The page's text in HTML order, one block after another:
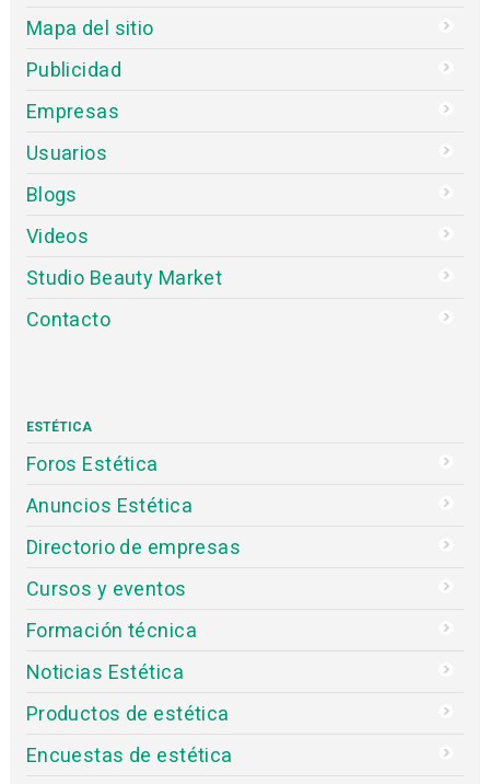
Mapa del sitio
Publicidad
Empresas
Usuarios
Blogs
Videos
Studio Beauty Market
Contacto
ESTÉTICA
Foros Estética
Anuncios Estética
Directorio de empresas
Cursos y eventos
Formación técnica
Noticias Estética
Productos de estética
Encuestas de estética